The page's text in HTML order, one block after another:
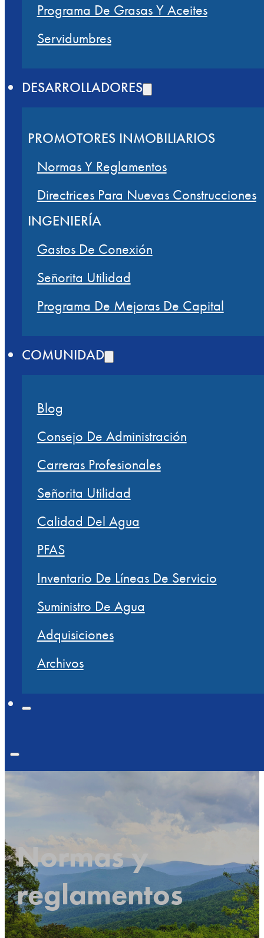
Programa De Grasas Y Aceites
Servidumbres
DESARROLLADORES
PROMOTORES INMOBILIARIOS
Normas Y Reglamentos
Directrices Para Nuevas Construcciones
INGENIERÍA
Gastos De Conexión
Señorita Utilidad
Programa De Mejoras De Capital
COMUNIDAD
Blog
Consejo De Administración
Carreras Profesionales
Señorita Utilidad
Calidad Del Agua
PFAS
Inventario De Líneas De Servicio
Suministro De Agua
Adquisiciones
Archivos
Normas y
reglamentos